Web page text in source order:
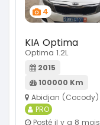
4
KIA Optima
Optima 1.2L
2015
100000 Km
Abidjan (Cocody)
PRO
Posté il y a 8 mois